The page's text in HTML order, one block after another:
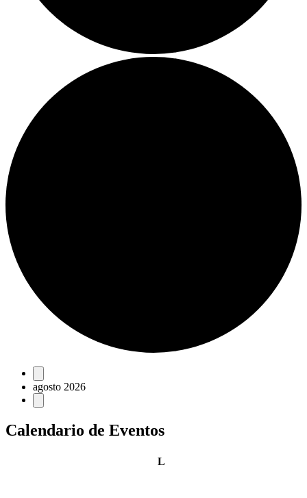
Eventos
agosto 2026
Calendario de Eventos
Llunes